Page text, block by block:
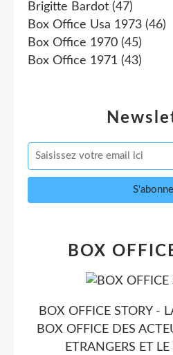
Brigitte Bardot (47)
Box Office Usa 1973 (46)
Box Office 1970 (45)
Box Office 1971 (43)
BOX
BOX OFFICE STORY -
BOX OFFICE DES
ETRANGERS ET